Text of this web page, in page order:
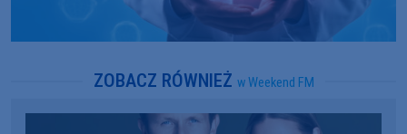
ZOBACZ RÓWNIEŻ w Weekend FM